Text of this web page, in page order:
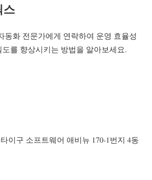
스
동화 전문가에게 연락하여 운영 효율성
를 향상시키는 방법을 알아보세요.
이구 소프트웨어 애비뉴 170-1번지 4동